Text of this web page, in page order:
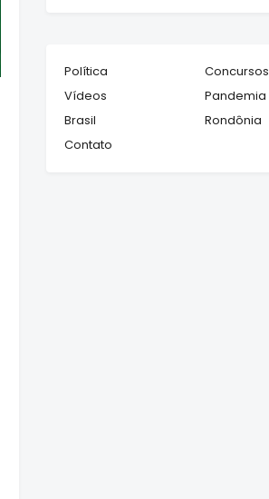
Política
Concursos
Vídeos
Pandemia
Brasil
Rondônia
Contato